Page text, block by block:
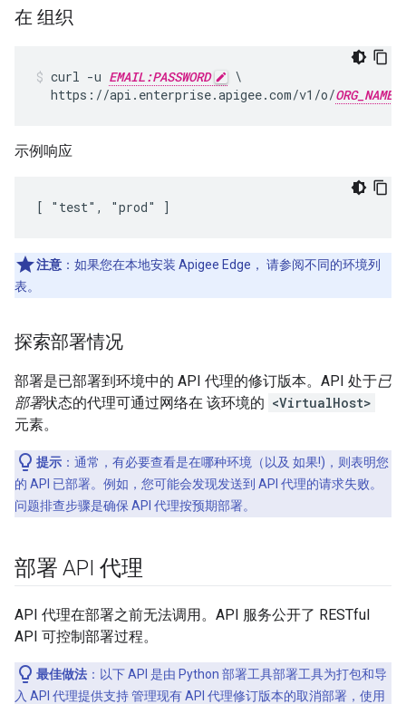
在 组织
curl -u EMAIL:PASSWORD
\
  https://api.enterprise.apigee.com/v1/o/
ORG_NAME
示例响应
[ "test", "prod" ]
注意 ：如果您在本地安装 Apigee Edge， 请参阅不同的环境列
表。
探索部署情况
部署是已部署到环境中的 API 代理的修订版本。API 处于已
部署状态的代理可通过网络在 该环境的 <VirtualHost>
元素。
提示 ：通常，有必要查看是在哪种环境（以及 如果!)，则表明您
的 API 已部署。例如，您可能会发现发送到 API 代理的请求失败。
问题排查步骤是确保 API 代理按预期部署。
部署 API 代理
API 代理在部署之前无法调用。API 服务公开了 RESTful
API 可控制部署过程。
最佳做法 ：以下 API 是由 Python 部署工具部署工具为打包和导
入 API 代理提供支持 管理现有 API 代理修订版本的取消部署，使用